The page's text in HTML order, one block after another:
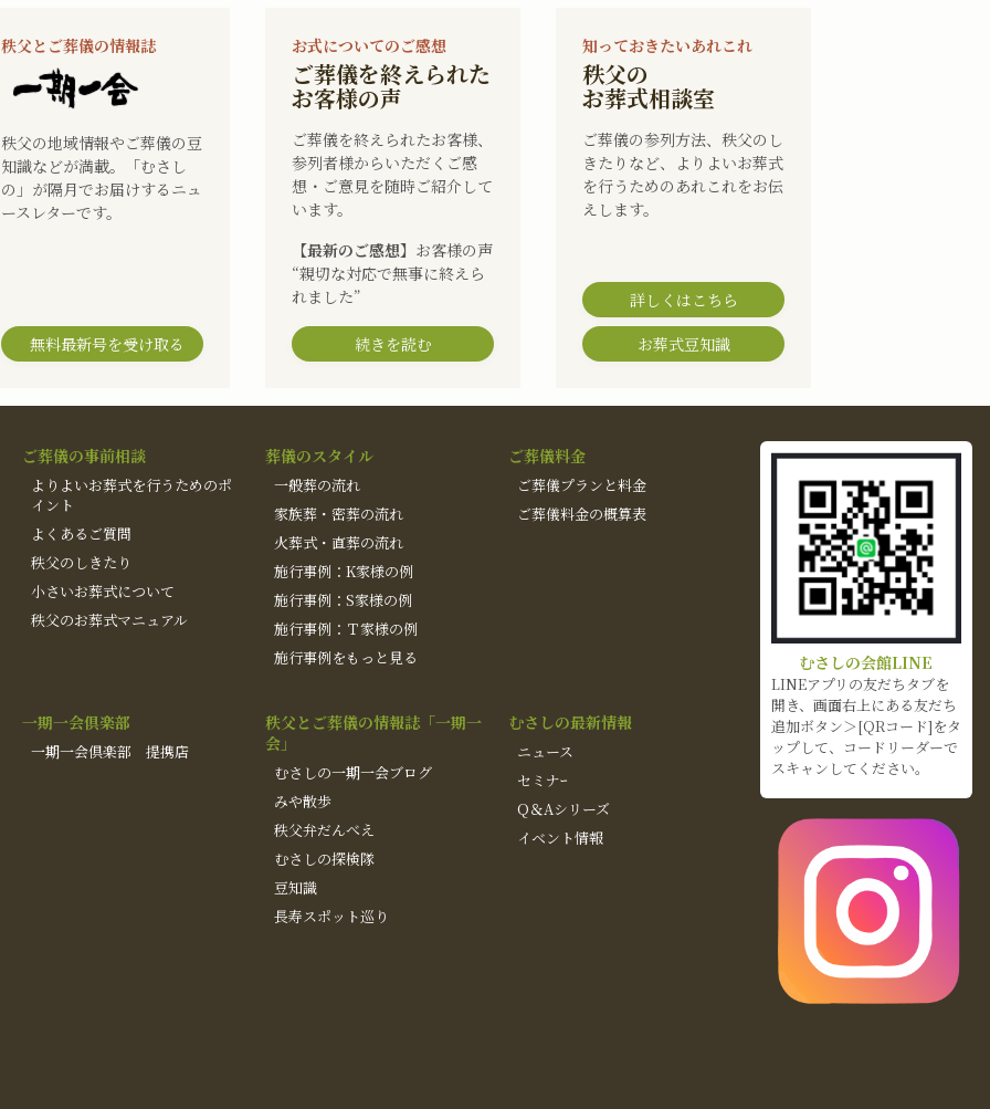
秩父とご葬儀の情報誌
秩父の地域情報やご葬儀の豆
知識などが満載。「むさし
の」が隔月でお届けするニュ
ースレターです。
無料最新号を受け取る
お式についてのご感想
ご葬儀を終えられた
お客様の声
ご葬儀を終えられたお客様、
参列者様からいただくご感
想・ご意見を随時ご紹介して
います。
【最新のご感想】 お客様の声
“親切な対応で無事に終えら
れました”
続きを読む
知っておきたいあれこれ
秩父の
お葬式相談室
ご葬儀の参列方法、秩父のし
きたりなど、よりよいお葬式
を行うためのあれこれをお伝
えします。
詳しくはこちら
お葬式豆知識
ご葬儀の事前相談
よりよいお葬式を行うためのポ
イント
よくあるご質問
秩父のしきたり
小さいお葬式について
秩父のお葬式マニュアル
葬儀のスタイル
一般葬の流れ
家族葬・密葬の流れ
火葬式・直葬の流れ
施行事例：K家様の例
施行事例：S家様の例
施行事例：Ｔ家様の例
施行事例をもっと見る
ご葬儀料金
ご葬儀プランと料金
ご葬儀料金の概算表
一期一会倶楽部
一期一会倶楽部 提携店
秩父とご葬儀の情報誌「一期一
会」
むさしの一期一会ブログ
みや散歩
秩父弁だんべえ
むさしの探検隊
豆知識
長寿スポット巡り
むさしの最新情報
ニュース
セミナｰ
Q＆Aシリーズ
イベント情報
むさしの会館LINE
LINEアプリの友だちタブを
開き、画面右上にある友だち
追加ボタン＞[QRコード]をタ
ップして、コードリーダーで
スキャンしてください。